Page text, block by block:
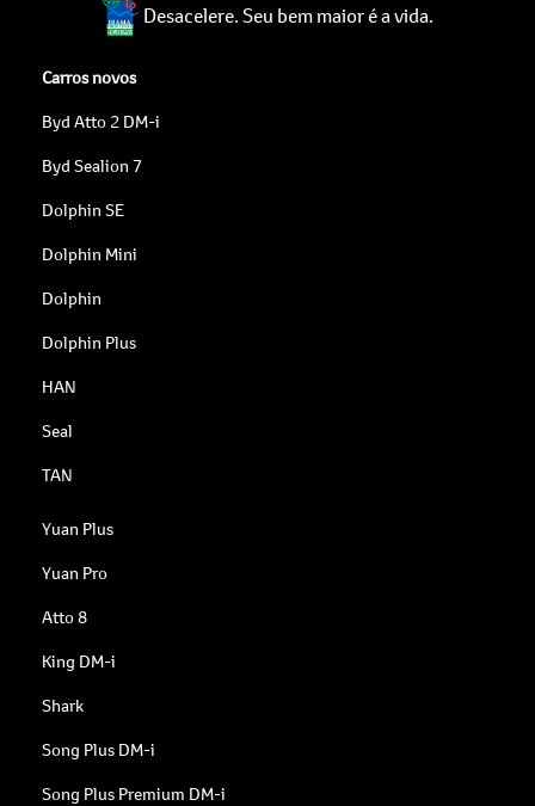
Desacelere. Seu bem maior é a vida.
Carros novos
Byd Atto 2 DM-i
Byd Sealion 7
Dolphin SE
Dolphin Mini
Dolphin
Dolphin Plus
HAN
Seal
TAN
Yuan Plus
Yuan Pro
Atto 8
King DM-i
Shark
Song Plus DM-i
Song Plus Premium DM-i